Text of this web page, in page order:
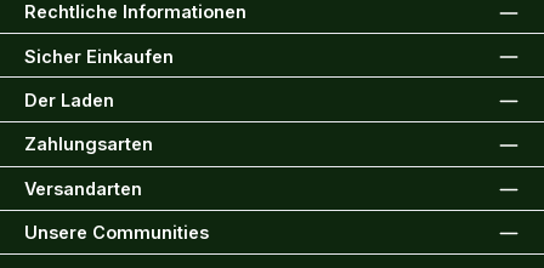
Rechtliche Informationen
Sicher Einkaufen
Der Laden
Zahlungsarten
Versandarten
Unsere Communities